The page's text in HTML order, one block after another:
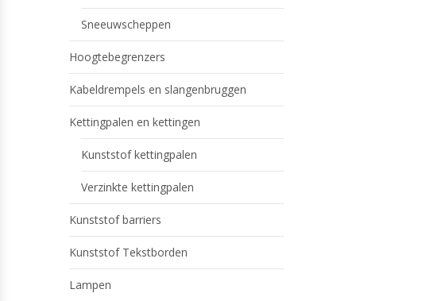
Sneeuwscheppen
Hoogtebegrenzers
Kabeldrempels en slangenbruggen
Kettingpalen en kettingen
Kunststof kettingpalen
Verzinkte kettingpalen
Kunststof barriers
Kunststof Tekstborden
Lampen